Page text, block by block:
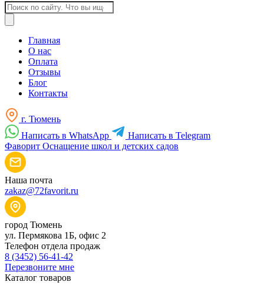
Поиск
товаров
Главная
О нас
Оплата
Отзывы
Блог
Контакты
г. Тюмень
Написать в WhatsApp
Написать в Telegram
Фаворит Оснащение школ и детских садов
Наша почта
zakaz@72favorit.ru
город Тюмень
ул. Пермякова 1Б, офис 2
Телефон отдела продаж
8 (3452) 56-41-42
Перезвоните мне
Каталог товаров